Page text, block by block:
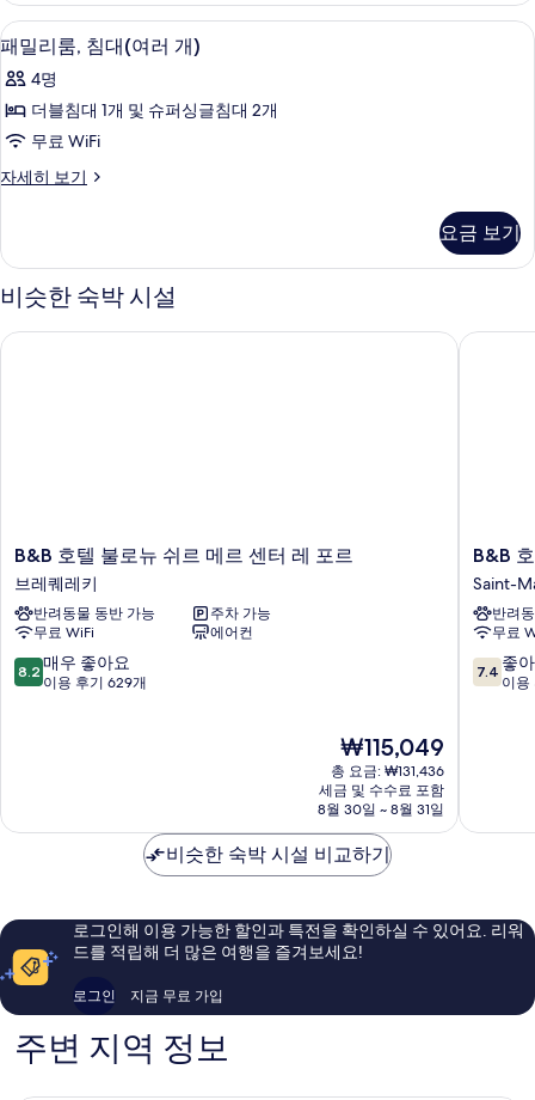
사
진
모
두
보
기
침
대
개
자
히
보
기
패
밀
리
룸,
대
러
개)
사
진
패밀리룸, 침대(여러 개) | 고급 침구,
1
패밀리룸, 침대(여러 개)
4명
더블침대 1개 및 슈퍼싱글침대 2개
무료 WiFi
자세히 보기
패
침
대
(여
개)
요금 보기
비슷한 숙박 시설
B&B
호
텔
불
로
뉴
쉬
포
퀘
키
B&B 호텔 불로뉴 쉬르 메르 센터 레 포르
브레퀘레키
반려동물 동반 가능
주차 가능
무료 WiFi
에어컨
10
점
우
이
후
기
8.2 매우 좋아요
이용 후기 629개
현
재
요
금
₩115,049
₩115,049
총 요금: ₩131,436
세금 및 수수료 포함
8월 30일 ~ 8월 31일
B&B 호텔 불로뉴 쉬르 메르 센터 레 포르
B&B
호
텔
불
로
뉴
쉬
탱
B&B
Saint-
반려
무료
10
점
아
후
기
7.4 좋
이용
B&B 호
비슷한 숙박 시설 비교하기
로그인해 이용 가능한 할인과 특전을 확인하실 수 있어요. 리워
드를 적립해 더 많은 여행을 즐겨보세요!
로그인 지금 무료 가입
주변 지역 정보